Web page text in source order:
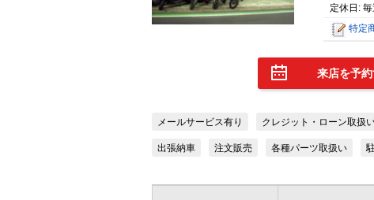
定休日:
特定
来店を予
メールサービス有り クレジット・ローン取扱
出張納車 注文販売 各種パーツ取扱い